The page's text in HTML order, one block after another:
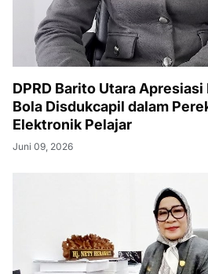
DPRD Barito Utara
Bola Disdukcapil dalam
Elektronik Pelajar
Juni 09, 2026